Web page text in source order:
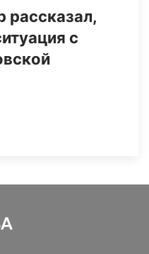
рассказал,
с